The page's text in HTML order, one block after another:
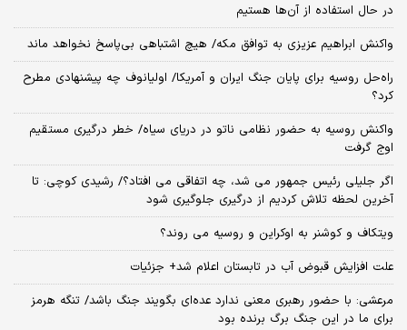
در حال استفاده از آن‌ها هستیم
واکنش ابراهیم عزیزی به توافق مکه/ هیچ اشتباهی بی‌پاسخ نخواهد ماند
راه‌حل روسیه برای پایان جنگ ایران و آمریکا/ اولیانوف چه پیشنهادی مطرح
کرد؟
واکنش روسیه به حضور نظامی ناتو در دریای سیاه/ خطر درگیری مستقیم
اوج گرفت
اگر جلیلی رئیس جمهور می شد، چه اتفاقی می افتاد؟/ رشیدی کوچی: تا
آخرین لحظه تلاش کردیم از درگیری جلوگیری شود
ویتکاف و کوشنر به اوکراین و روسیه می روند؟
علت افزایش قبوض آب در تابستان اعلام شد+ جزئیات
مرعشی: با حضور رهبری معنی ندارد عده‌ای بگویند جنگ باشد/ تنگه هرمز
برای ما در این جنگ برگ برنده بود